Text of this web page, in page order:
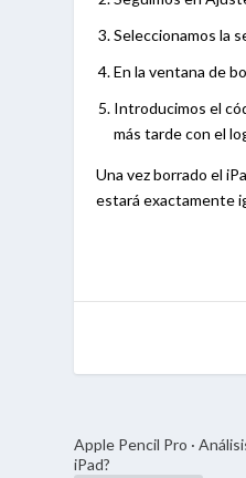
Seleccionamos la
En la ventana de
Introducimos el
más tarde con el
Una vez borrado el
estará exactamente
Apple Pencil Pro ·
iPad?